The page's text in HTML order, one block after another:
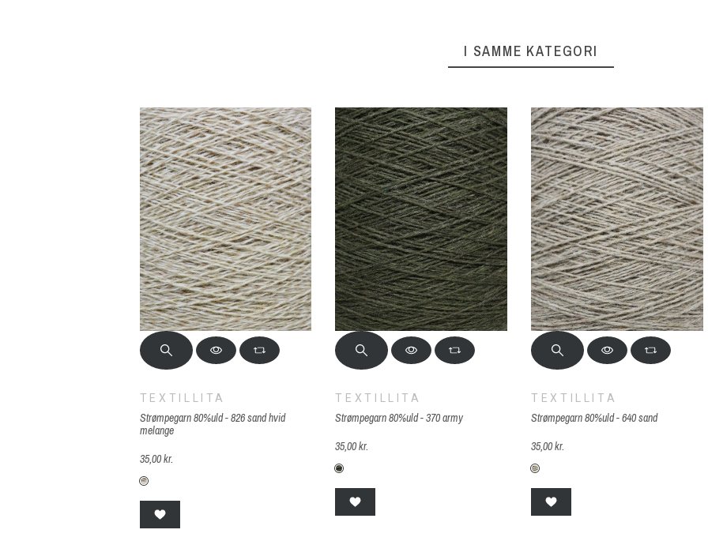
I SAMME KATEGORI
TEXTILLITA
Strømpegarn 80%uld - 826 sand hvid
melange
35,00 kr.
S-F826-sand-hvid-melange
TEXTILLITA
Strømpegarn 80%uld - 370 army
35,00 kr.
S-F370-army
TEXTILLITA
Strømpegarn 80%uld - 640 sand
35,00 kr.
S-F640-sand